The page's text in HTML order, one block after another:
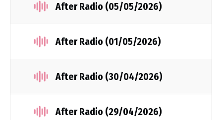
After Radio (05/05/2026)
After Radio (01/05/2026)
After Radio (30/04/2026)
After Radio (29/04/2026)